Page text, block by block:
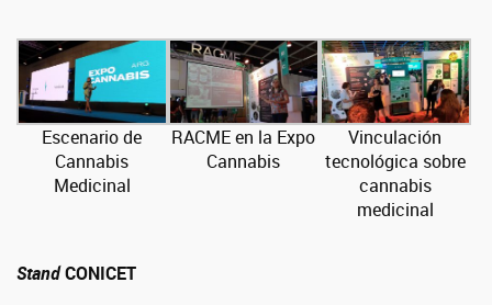
Escenario de
Cannabis
Medicinal
RACME en la Expo
Cannabis
Vinculación
tecnológica sobre
cannabis
medicinal
StandCONICET